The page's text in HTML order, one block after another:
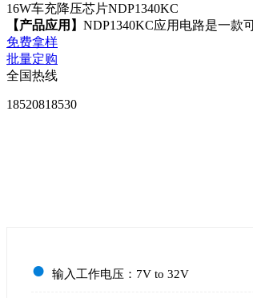
16W车充降压芯片NDP1340KC
【产品应用 】 NDP1340KC应用电路是一款
免费拿样
批量定购
全国热线
18520818530
● 输入工作电压：7V to 32V